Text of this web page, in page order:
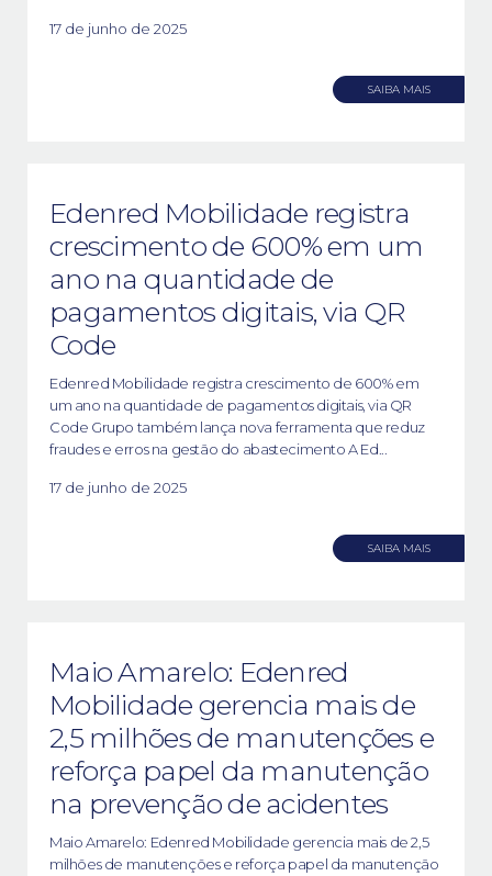
17 de junho de 2025
SAIBA MAIS
Edenred Mobilidade registra
crescimento de 600% em um
ano na quantidade de
pagamentos digitais, via QR
Code
Edenred Mobilidade registra crescimento de 600% em
um ano na quantidade de pagamentos digitais, via QR
Code Grupo também lança nova ferramenta que reduz
fraudes e erros na gestão do abastecimento A Ed...
17 de junho de 2025
SAIBA MAIS
Maio Amarelo: Edenred
Mobilidade gerencia mais de
2,5 milhões de manutenções e
reforça papel da manutenção
na prevenção de acidentes
Maio Amarelo: Edenred Mobilidade gerencia mais de 2,5
milhões de manutenções e reforça papel da manutenção